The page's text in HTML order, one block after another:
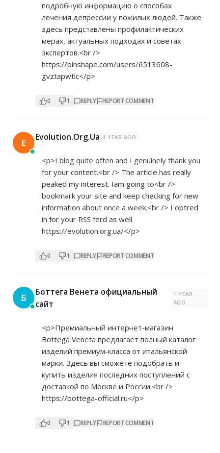
подробную информацию о способах
лечения депрессии у пожилых людей. Также
здесь представлены профилактических
мерах, актуальных подходах и советах
экспертов.<br />
https://pinshape.com/users/6513608-
gvztapwtlc</p>
0 1 REPLY REPORT COMMENT
E Evolution.Org.Ua 1 YEAR AGO
<p>I blog quite often and I genuinely thank you
for your content.<br /> The article has really
peaked my interest. Iam going to<br />
bookmark your site and keep checking for new
information about once a week.<br /> I optred
in for your RSS ferd as well.
https://evolution.org.ua/</p>
0 1 REPLY REPORT COMMENT
Б
Боттега Венета официальный
сайт
1 YEAR
AGO
<p>Премиальный интернет-магазин
Bottega Veneta предлагает полный каталог
изделий премиум-класса от итальянской
марки. Здесь вы сможете подобрать и
купить изделия последних поступлений с
доставкой по Москве и России.<br />
https://bottega-official.ru</p>
0 1 REPLY REPORT COMMENT